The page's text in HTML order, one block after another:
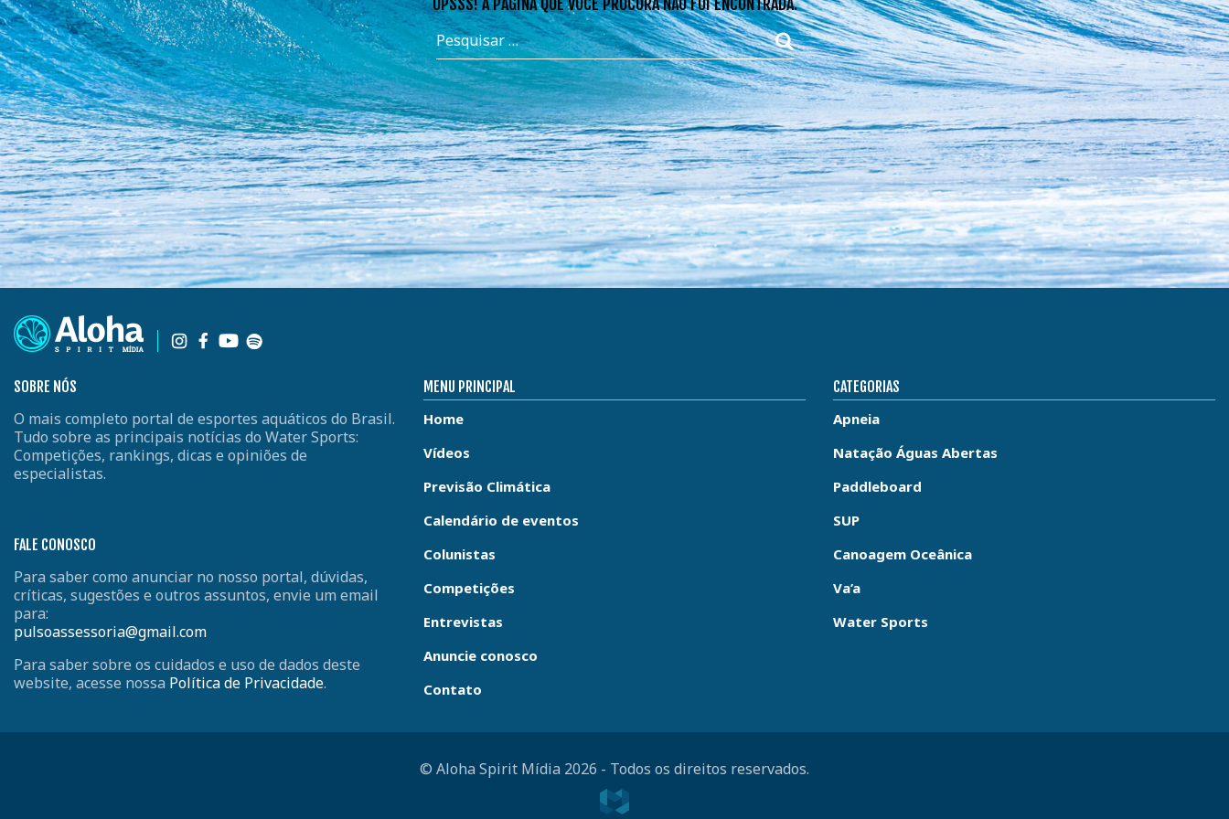
SOBRE NÓS
O mais completo portal de esportes aquáticos do Brasil.
Tudo sobre as principais notícias do Water Sports:
Competições, rankings, dicas e opiniões de
especialistas.
FALE CONOSCO
Para saber como anunciar no nosso portal, dúvidas,
críticas, sugestões e outros assuntos, envie um email
para:
pulsoassessoria@gmail.com
Para saber sobre os cuidados e uso de dados deste
website, acesse nossa Política de Privacidade.
MENU PRINCIPAL
Home
Vídeos
Previsão Climática
Calendário de eventos
Colunistas
Competições
Entrevistas
Anuncie conosco
Contato
CATEGORIAS
Apneia
Natação Águas Abertas
Paddleboard
SUP
Canoagem Oceânica
Va’a
Water Sports
© Aloha Spirit Mídia 2026 - Todos os direitos reservados.